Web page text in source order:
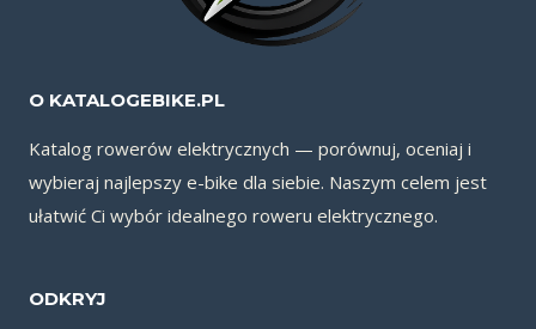
O KATALOGEBIKE.PL
Katalog rowerów elektrycznych — porównuj, oceniaj i
wybieraj najlepszy e-bike dla siebie. Naszym celem jest
ułatwić Ci wybór idealnego roweru elektrycznego.
ODKRYJ